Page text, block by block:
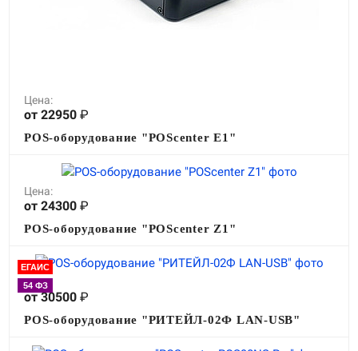
Цена:
от 22950 ₽
POS-оборудование "POScenter E1"
Цена:
от 24300 ₽
POS-оборудование "POScenter Z1"
ЕГАИС
54 ФЗ
Цена:
от 30500 ₽
POS-оборудование "РИТЕЙЛ-02Ф LAN-USB"